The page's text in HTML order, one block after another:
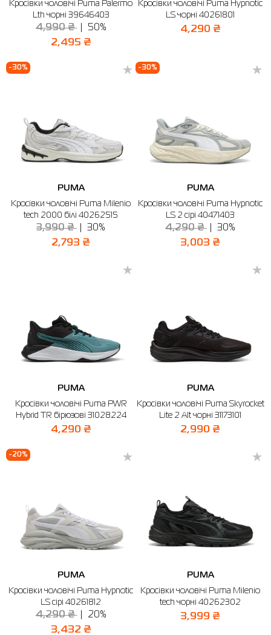
Кросівки чоловічі Puma Palermo
Lth чорні 39646403
4,990 ₴ 50%
2,495 ₴
Кросівки чоловічі Puma Hypnotic
LS чорні 40261801
4,290 ₴
-30%
PUMA
Кросівки чоловічі Puma Milenio
tech 2000 білі 40262515
3,990 ₴ 30%
2,793 ₴
-30%
PUMA
Кросівки чоловічі Puma Hypnotic
LS 2 сірі 40471403
4,290 ₴ 30%
3,003 ₴
PUMA
Кросівки чоловічі Puma PWR
Hybrid TR бірюзові 31028224
4,290 ₴
PUMA
Кросівки чоловічі Puma Skyrocket
Lite 2 Alt чорні 31173101
2,990 ₴
-20%
PUMA
Кросівки чоловічі Puma Hypnotic
LS сірі 40261812
4,290 ₴ 20%
3,432 ₴
PUMA
Кросівки чоловічі Puma Milenio
tech чорні 40262302
3,999 ₴